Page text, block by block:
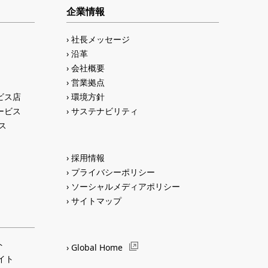
ス店
ビス
ト
企業情報
社長メッセージ
沿革
会社概要
営業拠点
環境方針
サステナビリティ
採用情報
プライバシーポリシー
ソーシャルメディアポリシー
サイトマップ
Global Home